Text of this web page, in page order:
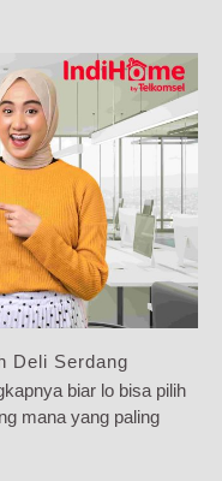
Deli Serdang
biar lo bisa pilih
mana yang paling